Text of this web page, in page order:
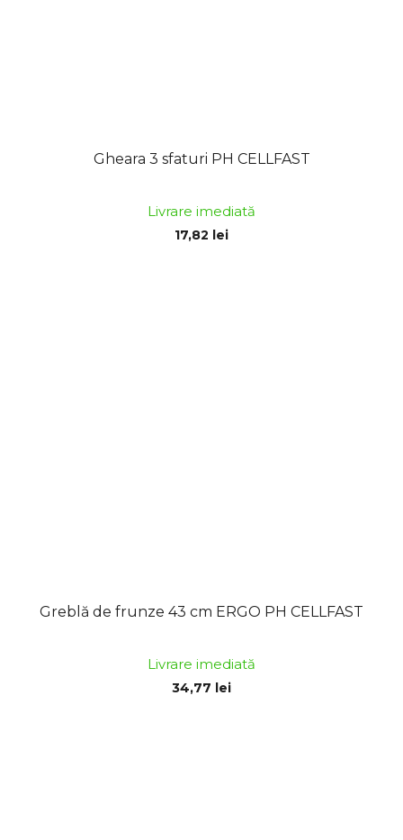
Gheara 3 sfaturi PH CELLFAST
Livrare imediată
17,82 lei
Greblă de frunze 43 cm ERGO PH CELLFAST
Livrare imediată
34,77 lei